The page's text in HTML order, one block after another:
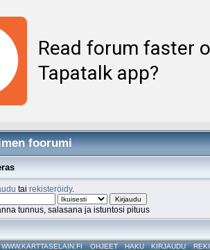
Read forum faster
Tapatalk app?
foorumi
tairekisteröidy.
tunnus, salasana ja istuntosi pituus
WWW.KARTTASELAIN.FI OHJEET HAKU KIRJAUDU